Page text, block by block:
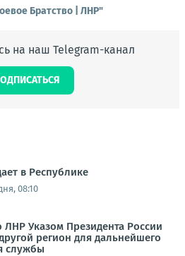
Братство | ЛНР"
на наш Telegram-канал
в Республике
08:10
ЛНР Указом Президента России
регион для дальнейшего
службы